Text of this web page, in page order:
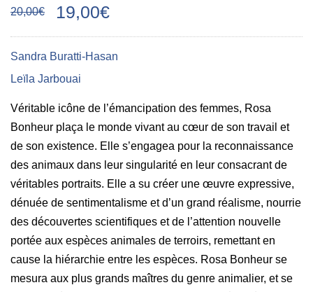
20,00€ 19,00€
Sandra Buratti-Hasan
Leïla Jarbouai
Véritable icône de l’émancipation des femmes, Rosa
Bonheur plaça le monde vivant au cœur de son travail et
de son existence. Elle s’engagea pour la recon­naissance
des animaux dans leur singularité en leur consacrant de
véritables portraits. Elle a su créer une œuvre expressive,
dénuée de sentimentalisme et d’un grand réalisme, nourrie
des découvertes scientifiques et de l’attention nouvelle
portée aux espèces animales de terroirs, remettant en
cause la hiérarchie entre les espèces. Rosa Bonheur se
mesura aux plus grands maîtres du genre animalier, et se